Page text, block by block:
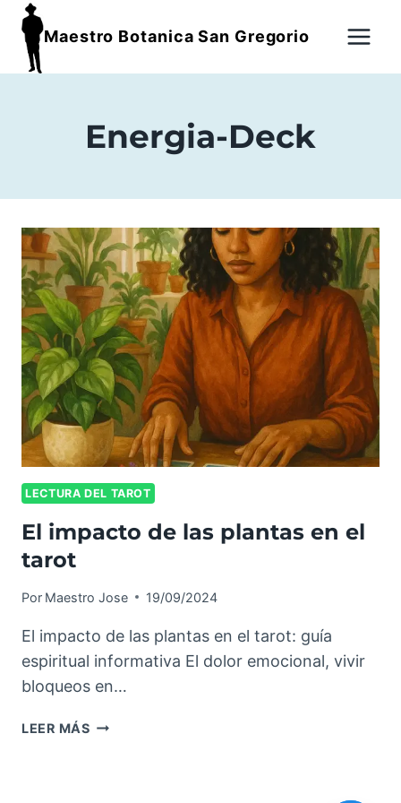
Maestro Botanica San Gregorio
Energia-Deck
LECTURA DEL TAROT
El impacto de las plantas en el
tarot
Por Maestro Jose 19/09/2024
El impacto de las plantas en el tarot: guía
espiritual informativa El dolor emocional, vivir
bloqueos en…
LEER MÁS